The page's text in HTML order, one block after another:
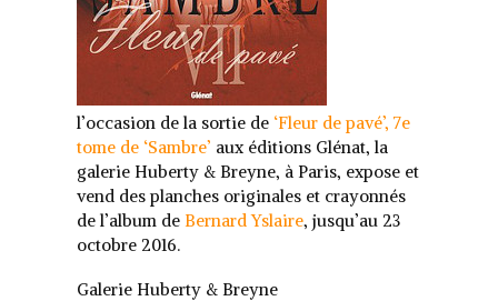
l’occasion de la sortie de ‘Fleur de pavé’, 7e
tome de ‘Sambre’ aux éditions Glénat, la
galerie Huberty & Breyne, à Paris, expose et
vend des planches originales et crayonnés
de l’album de Bernard Yslaire, jusqu’au 23
octobre 2016.
Galerie Huberty & Breyne